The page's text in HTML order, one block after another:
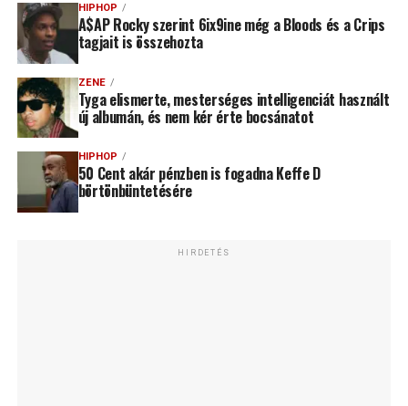
HIPHOP
A$AP Rocky szerint 6ix9ine még a Bloods és a Crips
tagjait is összehozta
ZENE
Tyga elismerte, mesterséges intelligenciát használt
új albumán, és nem kér érte bocsánatot
HIPHOP
50 Cent akár pénzben is fogadna Keffe D
börtönbüntetésére
HIRDETÉS